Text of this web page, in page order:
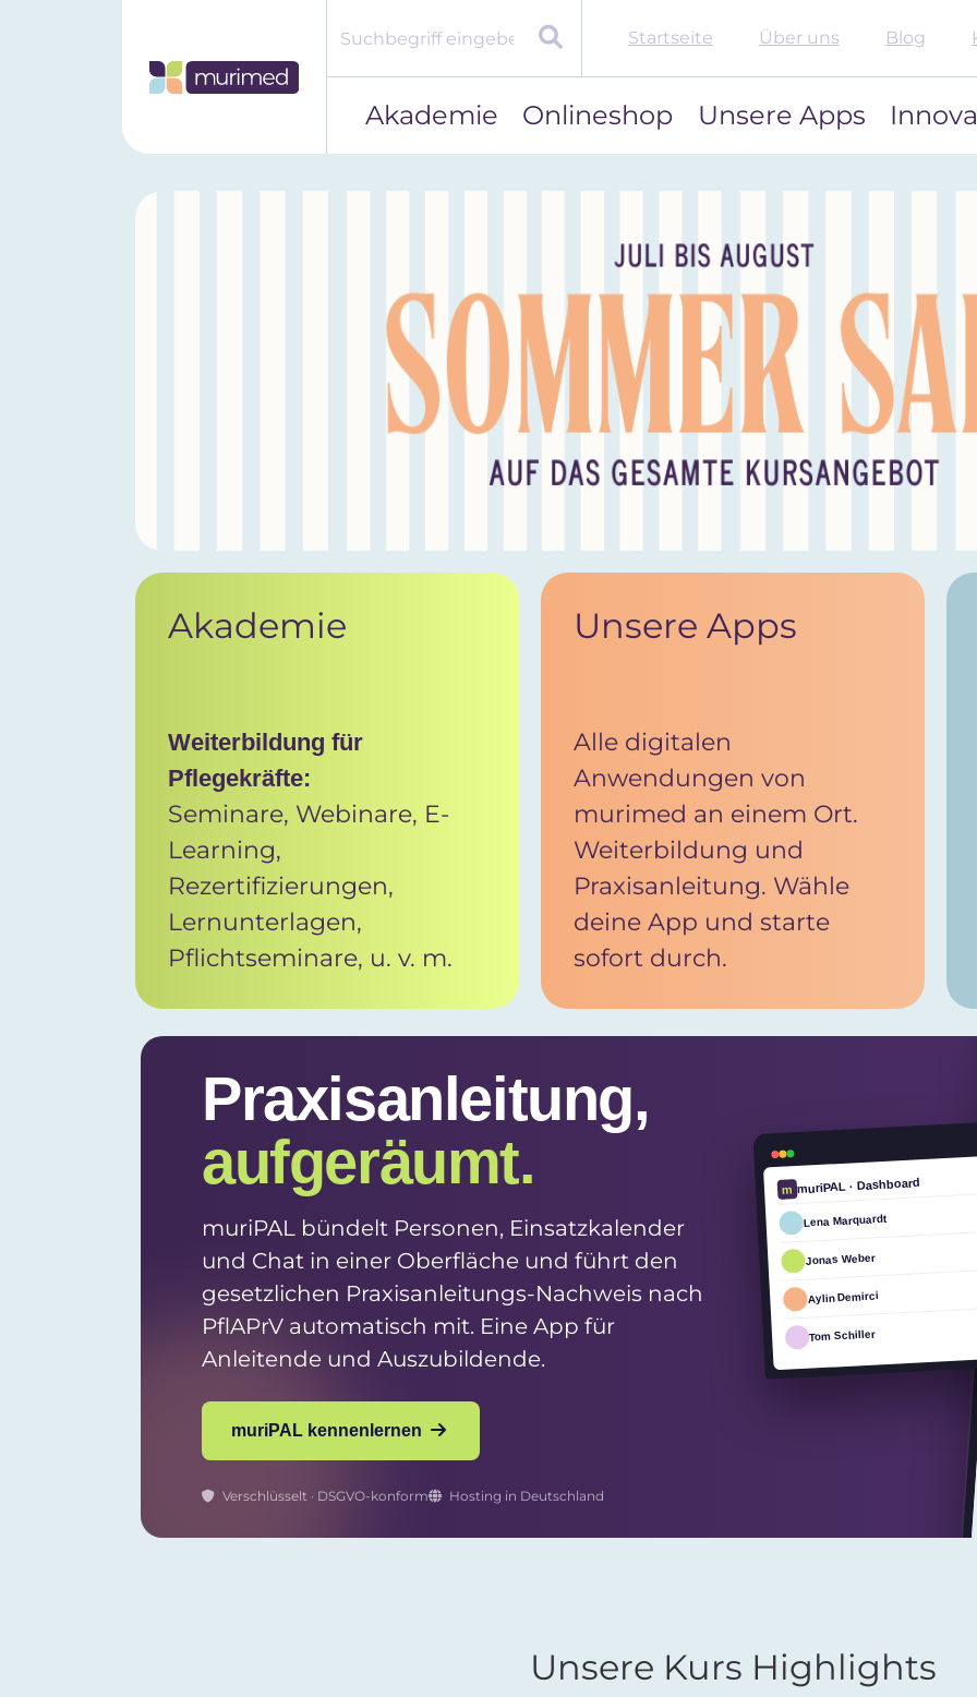
Startseite Über uns Blog
Akademie Onlineshop Unsere Apps
Akademie
Weiterbildung für
Pflegekräfte:
Seminare, Webinare, E-
Learning,
Rezertifizierungen,
Lernunterlagen,
Pflichtseminare, u. v. m.
Unsere Apps
Alle digitalen
Anwendungen von
murimed an einem Ort.
Weiterbildung und
Praxisanleitung. Wähle
deine App und starte
sofort durch.
Praxisanleitung,
aufgeräumt.
muriPAL bündelt Personen, Einsatzkalender
und Chat in einer Oberfläche und führt den
gesetzlichen Praxisanleitungs-Nachweis nach
PflAPrV automatisch mit. Eine App für
Anleitende und Auszubildende.
muriPAL kennenlernen
Verschlüsselt · DSGVO-konform Hosting in Deutschland
m muriPAL · Dashboard
Lena Marquardt
Jonas Weber
Aylin Demirci
Tom Schiller
Unsere Kurs Highlights